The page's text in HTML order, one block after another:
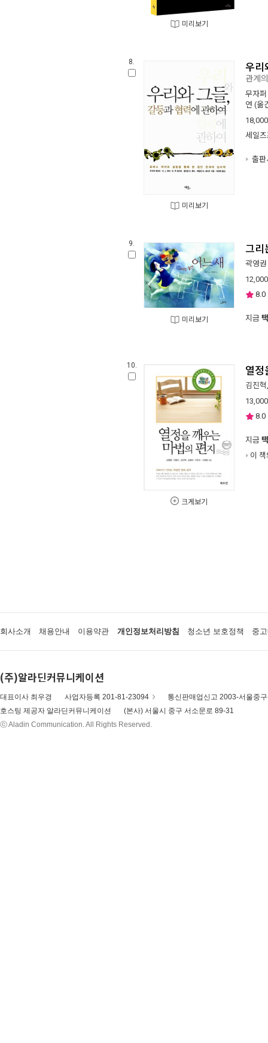
미리보기
8.
미리보기
우리
관계
무자
연 (옮
18,000
세일
출판
9.
미리보기
그리
곽영권
12,000
8.0
지금
10.
크게보기
열정
김진혁
13,000
8.0
지금
이
회사소개 채용안내 이용약관 개인정보처리방침 청소년 보호정책 중
(주)알라딘커뮤니케이션
대표이사 최우경 사업자등록 201-81-23094
통신판매업신고 2003-서울중
호스팅 제공자 알라딘커뮤니케이션
(본사) 서울시 중구 서소문로 89-31
ⓒ Aladin Communication. All Rights Reserved.